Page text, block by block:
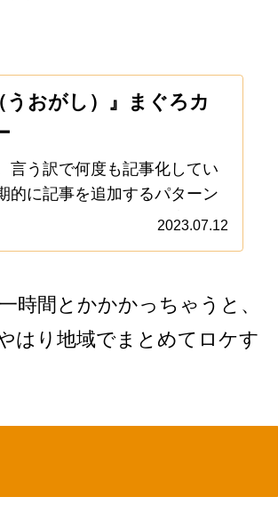
うおがし）』まぐろカ
言う訳で何度も記事化してい
的に記事を追加するパターン
相模原やら町田の飲食店を巡
2023.07.12
時間とかかかっちゃうと、
はり地域でまとめてロケす